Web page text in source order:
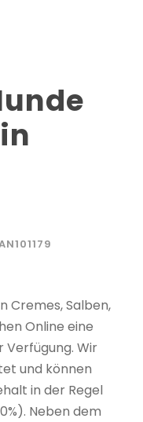
Cremes, Salben,
Online eine
Verfügung. Wir
und können
in der Regel
Neben dem